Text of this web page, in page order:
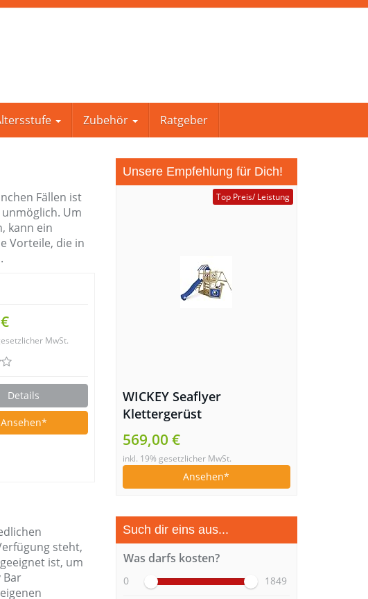
Zubehör Ratgeber
Fällen ist
Um
kann ein
Vorteile, die in
MwSt.
Details
Ansehen
steht,
ist, um
Bar
Unsere Empfehlung für Dich!
Top Preis/ Leistung
WICKEY Seaflyer
Klettergerüst
569,00 €
inkl. 19% gesetzlicher MwSt.
Ansehen
Such dir eins aus...
Was darfs kosten?
0 1849